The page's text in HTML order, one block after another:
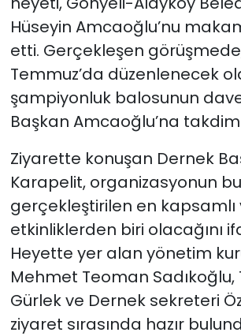
Hüseyin Amcaoğlu’nu
etti. Gerçekleşen
Temmuz’da düzenlenecek
şampiyonluk balosunun
Başkan Amcaoğlu’na
Ziyarette konuşan Dernek
Karapelit, organizasyonun
gerçekleştirilen en
etkinliklerden biri olacağını
Heyette yer alan yönetim
Mehmet Teoman Sadıkoğlu,
Gürlek ve Dernek sekreteri
ziyaret sırasında hazır
SAĞLIK
Spor
Teknoloji
TÜRKiYE
Video Galeri
YAŞAM
Yazarlar